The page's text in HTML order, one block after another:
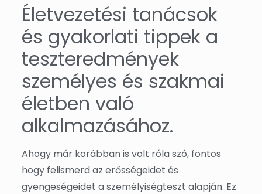
Életvezetési tanácsok
és gyakorlati tippek a
teszteredmények
személyes és szakmai
életben való
alkalmazásához.
Ahogy már korábban is volt róla szó, fontos
hogy felismerd az erősségeidet és
gyengeségeidet a személyiségteszt alapján. Ez